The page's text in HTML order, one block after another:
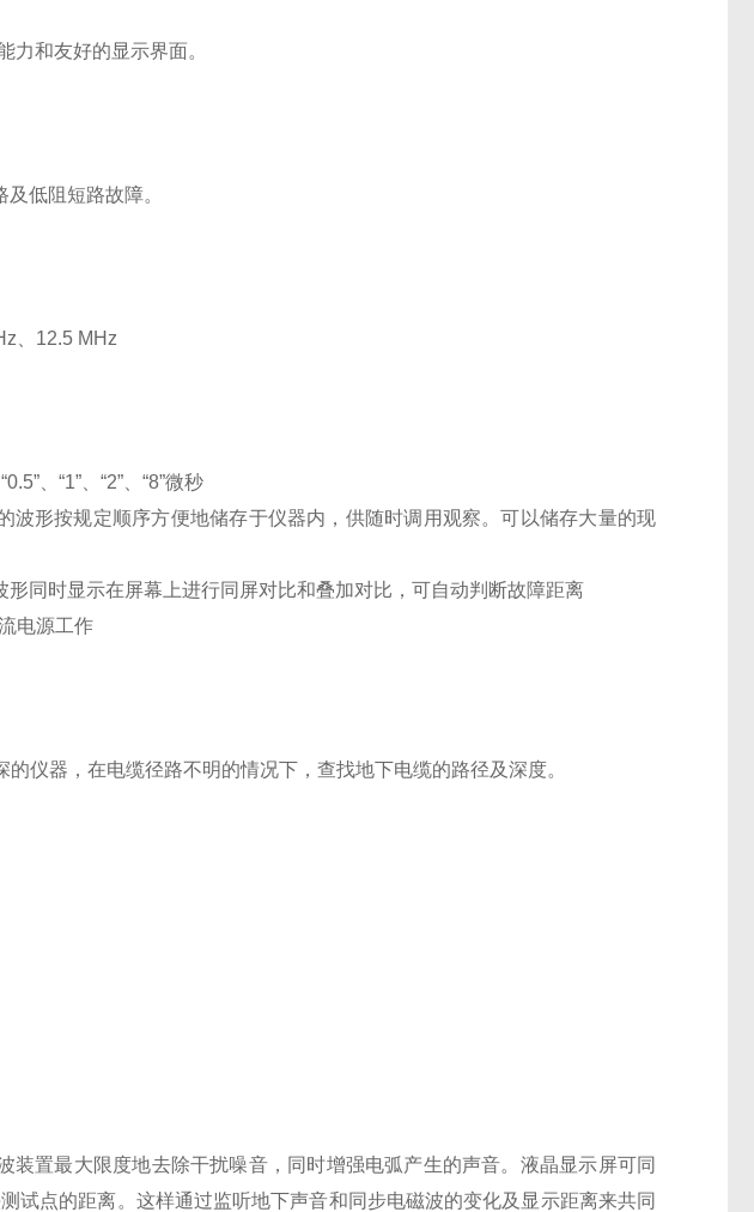
力和友好的显示界面。
低阻短路故障。
、12.5 MHz
、“1”、“2”、“8”微秒
波形按规定顺序方便地储存于仪器内，供随时调用观察。可以储存大量的现
同时显示在屏幕上进行同屏对比和叠加对比，可自动判断故障距离
电源工作
的仪器，在电缆径路不明的情况下，查找地下电缆的路径及深度。
装置最大限度地去除干扰噪音，同时增强电弧产生的声音。液晶显示屏可同
试点的距离。这样通过监听地下声音和同步电磁波的变化及显示距离来共同